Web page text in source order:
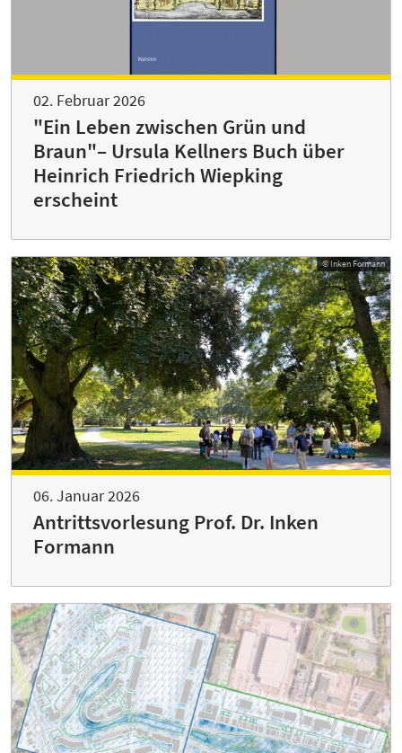
02. Februar 2026
"Ein Leben zwischen Grün und
Braun"– Ursula Kellners Buch über
Heinrich Friedrich Wiepking
erscheint
© Inken Formann
06. Januar 2026
Antrittsvorlesung Prof. Dr. Inken
Formann